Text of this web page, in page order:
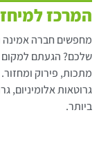
המרכז
מחפשים חברה אמינה
שלכם? הגעתם למקום
מתכות, פירוק
גרוטאות אלומיניום,
ביותר.